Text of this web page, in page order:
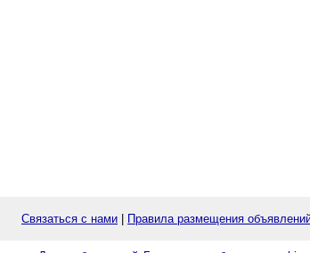
Связаться с нами Правила размещения